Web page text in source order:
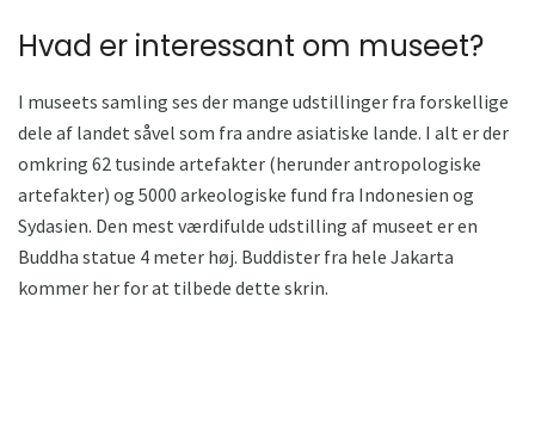
Hvad er interessant om museet?
I museets samling ses der mange udstillinger fra forskellige
dele af landet såvel som fra andre asiatiske lande. I alt er der
omkring 62 tusinde artefakter (herunder antropologiske
artefakter) og 5000 arkeologiske fund fra Indonesien og
Sydasien. Den mest værdifulde udstilling af museet er en
Buddha statue 4 meter høj. Buddister fra hele Jakarta
kommer her for at tilbede dette skrin.